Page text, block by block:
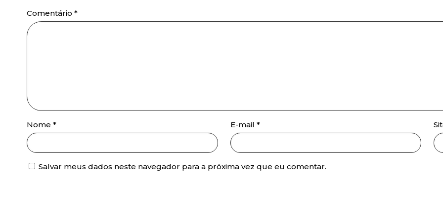
Comentário *
Nome * E-mail *
Salvar meus dados neste navegador para a próxima vez que eu comentar.